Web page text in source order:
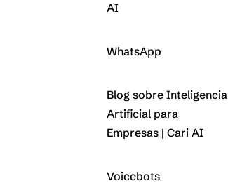
AI
WhatsApp
Blog sobre Inteligencia
Artificial para
Empresas | Cari AI
Voicebots